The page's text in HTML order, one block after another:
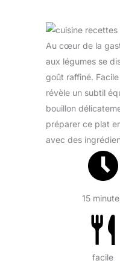
Au cœur de la
aux légumes se
goût raffiné.
révèle un subtil
bouillon
préparer ce plat
avec des
15
facile